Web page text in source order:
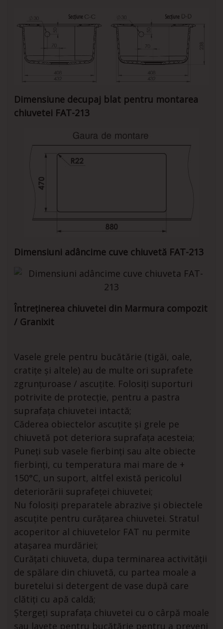
Dimensiune decupaj blat pentru montarea
chiuvetei FAT-213
Dimensiuni adâncime cuve chiuvetă FAT-213
Întreținerea chiuvetei din Marmura compozit
/ Granixit
Vasele grele pentru bucătărie (tigăi, oale,
cratițe și altele) au de multe ori suprafete
zgrunțuroase / ascuțite. Folosiți suporturi
potrivite de protecție, pentru a pastra
suprafața chiuvetei intactă;
Căderea obiectelor ascuțite și grele pe
chiuvetă pot deteriora suprafața acesteia;
Puneți sub vasele fierbinți sau alte obiecte
fierbinți, cu temperatura mai mare de +
150°C, un suport, altfel există pericolul
deteriorării suprafeței chiuvetei;
Nu folosiți preparatele abrazive și obiectele
ascuțite pentru curățarea chiuvetei. Stratul
acoperitor al chiuvetelor FAT nu permite
atașarea murdăriei;
Curățati chiuveta, dupa terminarea activității
de spălare din chiuvetă, cu partea moale a
buretelui si detergent de vase după care
clătiți cu apă caldă;
Ștergeți suprafața chiuvetei cu o cârpă moale
sau lavete pentru bucătărie pentru a preveni